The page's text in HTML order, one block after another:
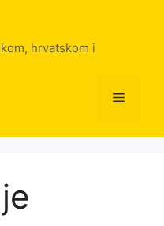
hrvatskom i
Menu